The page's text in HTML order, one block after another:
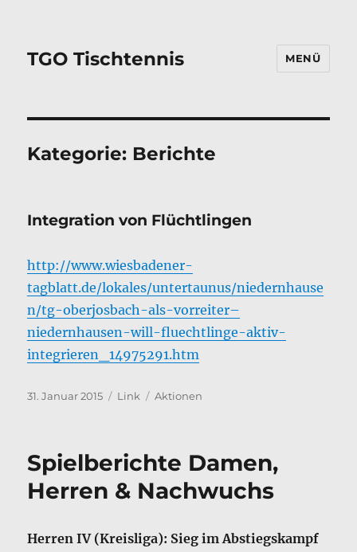
TGO Tischtennis MENÜ
Kategorie: Berichte
Integration von Flüchtlingen
http://www.wiesbadener-
tagblatt.de/lokales/untertaunus/niedernhause
n/tg-oberjosbach-als-vorreiter–
niedernhausen-will-fluechtlinge-aktiv-
integrieren_14975291.htm
Veröffentlicht
31. Januar 2015 Format
Link Kategorien
Aktionen
Spielberichte Damen,
Herren & Nachwuchs
Herren IV (Kreisliga): Sieg im Abstiegskampf